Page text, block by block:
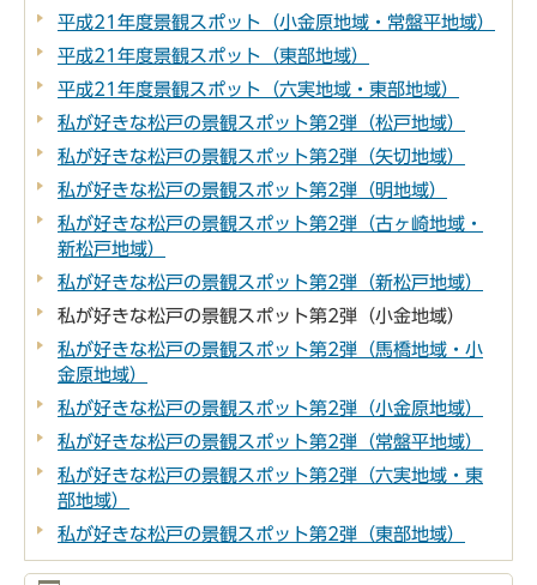
平成21年度景観スポット（小金原地域・常盤平地域）
平成21年度景観スポット（東部地域）
平成21年度景観スポット（六実地域・東部地域）
私が好きな松戸の景観スポット第2弾（松戸地域）
私が好きな松戸の景観スポット第2弾（矢切地域）
私が好きな松戸の景観スポット第2弾（明地域）
私が好きな松戸の景観スポット第2弾（古ヶ崎地域・
新松戸地域）
私が好きな松戸の景観スポット第2弾（新松戸地域）
私が好きな松戸の景観スポット第2弾（小金地域）
私が好きな松戸の景観スポット第2弾（馬橋地域・小
金原地域）
私が好きな松戸の景観スポット第2弾（小金原地域）
私が好きな松戸の景観スポット第2弾（常盤平地域）
私が好きな松戸の景観スポット第2弾（六実地域・東
部地域）
私が好きな松戸の景観スポット第2弾（東部地域）